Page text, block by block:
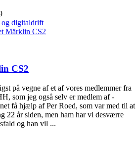
digitaldrift
Märklin CS2
CS2
på vegne af et af vores medlemmer fra
som jeg også selv er medlem af -
få hjælp af Per Roed, som var med til at
22 år siden, men ham har vi desværre
og han vil ...